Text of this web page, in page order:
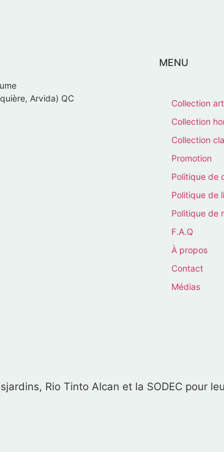
Arvida) QC
MENU
Collection
Collection
Collection
Promotion
Politique de
Politique de
Politique de
F.A.Q
À propos
Contact
Médias
Rio Tinto Alcan et la SODEC pour